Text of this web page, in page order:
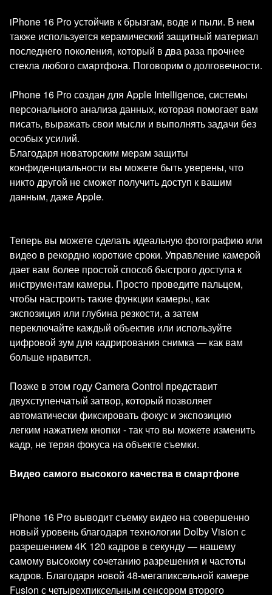
iPhone 16 Pro устойчив к брызгам, воде и пыли. В нем
также используется керамический защитный материал
последнего поколения, который в два раза прочнее
стекла любого смартфона. Поговорим о долговечности.
iPhone 16 Pro создан для Apple Intelligence, системы
персонального анализа данных, которая помогает вам
писать, выражать свои мысли и выполнять задачи без
особых усилий.
Благодаря новаторским мерам защиты
конфиденциальности вы можете быть уверены, что
никто другой не сможет получить доступ к вашим
данным, даже Apple.
Теперь вы можете сделать идеальную фотографию или
видео в рекордно короткие сроки. Управление камерой
дает вам более простой способ быстрого доступа к
инструментам камеры. Просто проведите пальцем,
чтобы настроить такие функции камеры, как
экспозиция или глубина резкости, а затем
переключайте каждый объектив или используйте
цифровой зум для кадрирования снимка — как вам
больше нравится.
Позже в этом году Camera Control представит
двухступенчатый затвор, который позволяет
автоматически фиксировать фокус и экспозицию
легким нажатием кнопки - так что вы можете изменить
кадр, не теряя фокуса на объекте съемки.
Видео самого высокого качества в смартфоне
iPhone 16 Pro выводит съемку видео на совершенно
новый уровень благодаря технологии Dolby Vision с
разрешением 4K 120 кадров в секунду — нашему
самому высокому сочетанию разрешения и частоты
кадров. Благодаря новой 48-мегапиксельной камере
Fusion с четырехпиксельным сенсором второго